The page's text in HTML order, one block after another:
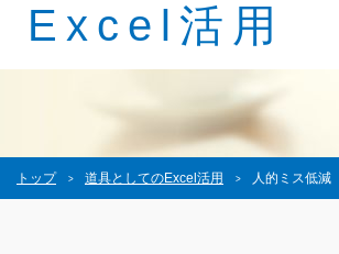
〒116-0013
東京都荒川区西日暮里4-1-2
西日暮里ACビル2F
Excel活用
トップ 道具としてのExcel活用 人的ミス低減